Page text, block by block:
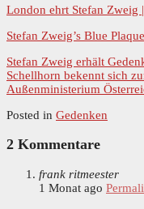
London ehrt Stefan Zweig
Stefan Zweig’s Blue
Stefan Zweig erhält
Schellhorn bekennt sich
Außenministerium
Posted in Gedenken
2 Kommentare
frank ritmeester
1 Monat ago